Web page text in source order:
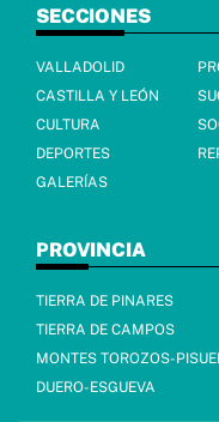
SECCIONES
VALLADOLID
CASTILLA Y LEÓN
CULTURA
DEPORTES
GALERÍAS
PROVINCIA
TIERRA DE PINARES
TIERRA DE CAMPOS
MONTES TOROZOS-
DUERO-ESGUEVA